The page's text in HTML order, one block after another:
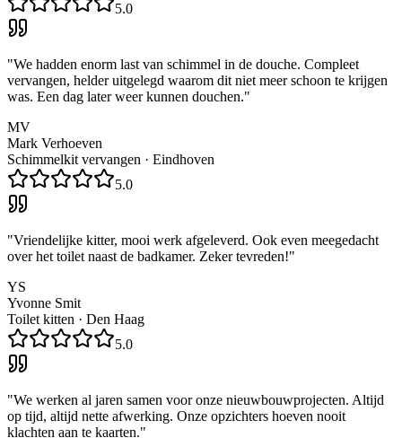
5.0
"We hadden enorm last van schimmel in de douche. Compleet
vervangen, helder uitgelegd waarom dit niet meer schoon te krijgen
was. Een dag later weer kunnen douchen."
MV
Mark Verhoeven
Schimmelkit vervangen · Eindhoven
5.0
"Vriendelijke kitter, mooi werk afgeleverd. Ook even meegedacht
over het toilet naast de badkamer. Zeker tevreden!"
YS
Yvonne Smit
Toilet kitten · Den Haag
5.0
"We werken al jaren samen voor onze nieuwbouwprojecten. Altijd
op tijd, altijd nette afwerking. Onze opzichters hoeven nooit
klachten aan te kaarten."